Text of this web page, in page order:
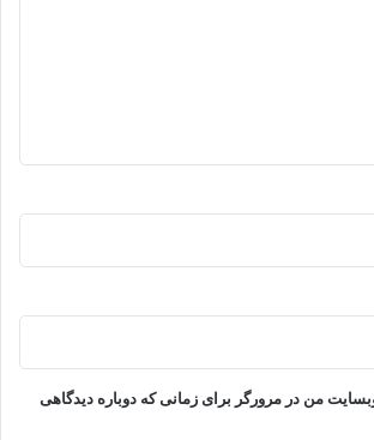
من در مرورگر برای زمانی که دوباره دیدگاهی